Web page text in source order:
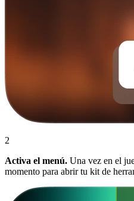
2
Activa el menú. Una vez en el
momento para abrir tu kit de